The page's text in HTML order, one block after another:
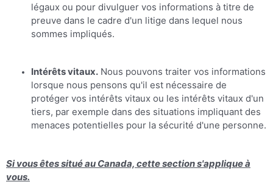
légaux ou pour divulguer vos informations à titre de
preuve dans le cadre d'un litige dans lequel nous
sommes impliqués.
Intérêts vitaux. Nous pouvons traiter vos informations
lorsque nous pensons qu'il est nécessaire de
protéger vos intérêts vitaux ou les intérêts vitaux d'un
tiers, par exemple dans des situations impliquant des
menaces potentielles pour la sécurité d'une personne.
Si vous êtes situé au Canada, cette section s'applique à
vous.